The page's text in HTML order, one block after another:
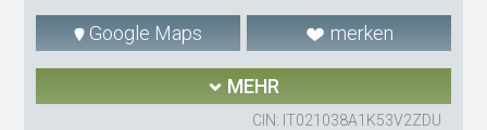
Google Maps merken
MEHR
CIN: IT021038A1K53V2ZDU